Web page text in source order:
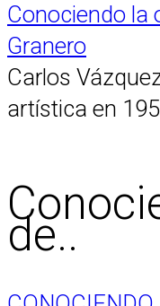
Conociendo la
Granero
Carlos
artística en
de..